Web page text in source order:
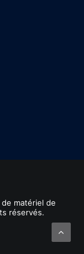
matériel de
réservés.